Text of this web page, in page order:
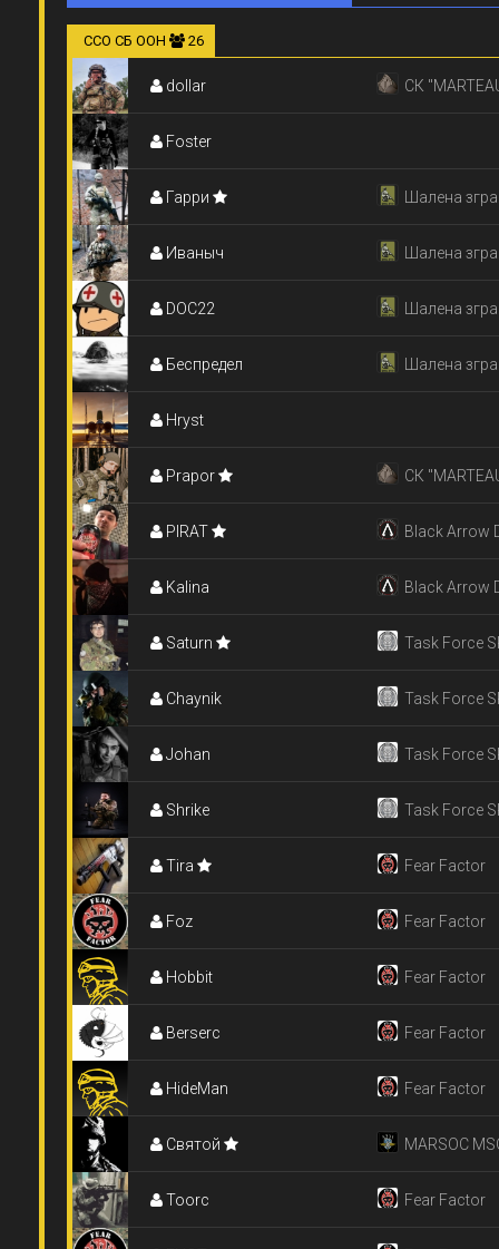
ССО СБ ООН 26
dollar СК
Foster
Гарри Шалена
Иваныч Шалена
DOC22 Шалена
Беспредел Шалена
Hryst
Prapor СК
PIRAT Black Arrow
Kalina Black Arrow
Saturn Task Force
Chaynik Task Force
Johan Task Force
Shrike Task Force
Tira Fear Factor
Foz Fear Factor
Hobbit Fear Factor
Berserc Fear Factor
HideMan Fear Factor
Святой MARSOC
Toorc Fear Factor